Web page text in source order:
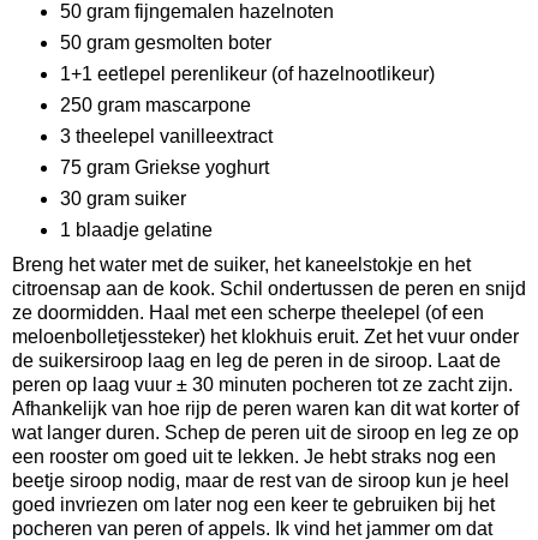
50 gram fijngemalen hazelnoten
50 gram gesmolten boter
1+1 eetlepel perenlikeur (of hazelnootlikeur)
250 gram mascarpone
3 theelepel vanilleextract
75 gram Griekse yoghurt
30 gram suiker
1 blaadje gelatine
Breng het water met de suiker, het kaneelstokje en het
citroensap aan de kook. Schil ondertussen de peren en snijd
ze doormidden. Haal met een scherpe theelepel (of een
meloenbolletjessteker) het klokhuis eruit. Zet het vuur onder
de suikersiroop laag en leg de peren in de siroop. Laat de
peren op laag vuur ± 30 minuten pocheren tot ze zacht zijn.
Afhankelijk van hoe rijp de peren waren kan dit wat korter of
wat langer duren. Schep de peren uit de siroop en leg ze op
een rooster om goed uit te lekken. Je hebt straks nog een
beetje siroop nodig, maar de rest van de siroop kun je heel
goed invriezen om later nog een keer te gebruiken bij het
pocheren van peren of appels. Ik vind het jammer om dat